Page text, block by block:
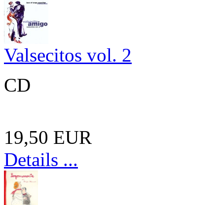
Valsecitos vol. 2
CD
19,50 EUR
Details ...